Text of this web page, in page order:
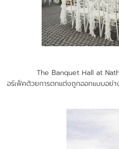
The Banquet Hall at Nathong
อร์เฟ็คด้วยการตกแต่งถูกออกแบบอย่